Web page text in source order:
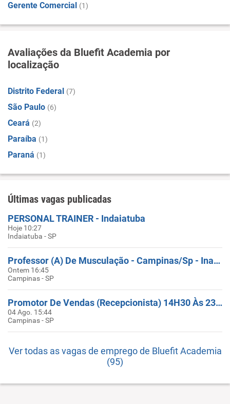
Gerente Comercial (1)
Avaliações da Bluefit Academia por
localização
Distrito Federal (7)
São Paulo (6)
Ceará (2)
Paraíba (1)
Paraná (1)
Últimas vagas publicadas
PERSONAL TRAINER - Indaiatuba
Hoje 10:27
Indaiatuba - SP
Professor (A) De Musculação - Campinas/Sp - Inauguração (HORÁRIO 18H00 Ás 22H00))
Ontem 16:45
Campinas - SP
Promotor De Vendas (Recepcionista) 14H30 Às 23H / Maria Monteiro (CAMPINAS)
04 Ago. 15:44
Campinas - SP
Ver todas as vagas de emprego de Bluefit Academia
(95)